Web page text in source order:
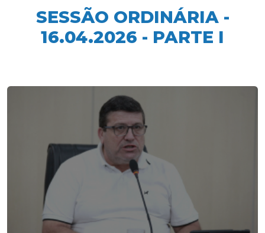
SESSÃO ORDINÁRIA -
16.04.2026 - PARTE I